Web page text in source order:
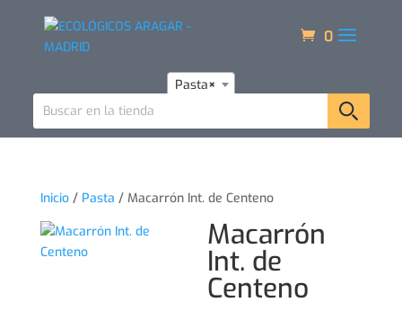
0
×
Pasta
Inicio/ Pasta / Macarrón Int. de Centeno
Macarrón
Int. de
Centeno